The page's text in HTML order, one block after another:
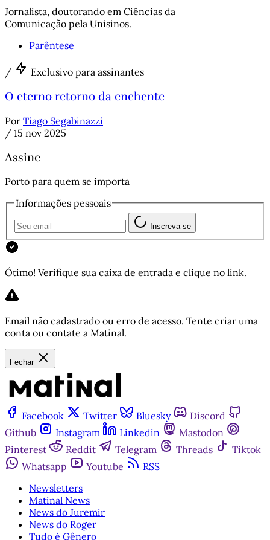
Jornalista, doutorando em Ciências da
Comunicação pela Unisinos.
Parêntese
/ Exclusivo para assinantes
O eterno retorno da enchente
Por Tiago Segabinazzi
/ 15 nov 2025
Assine
Porto para quem se importa
Informações pessoais
Inscreva-se
Ótimo! Verifique sua caixa de entrada e clique no link.
Email não cadastrado ou erro de acesso. Tente criar uma
conta ou contate a Matinal.
Fechar
Facebook Twitter Bluesky
Discord
Github
Instagram Linkedin
Mastodon
Pinterest
Reddit Telegram Threads
Tiktok
Whatsapp
Youtube
RSS
Newsletters
Matinal News
News do Juremir
News do Roger
Tudo é Gênero